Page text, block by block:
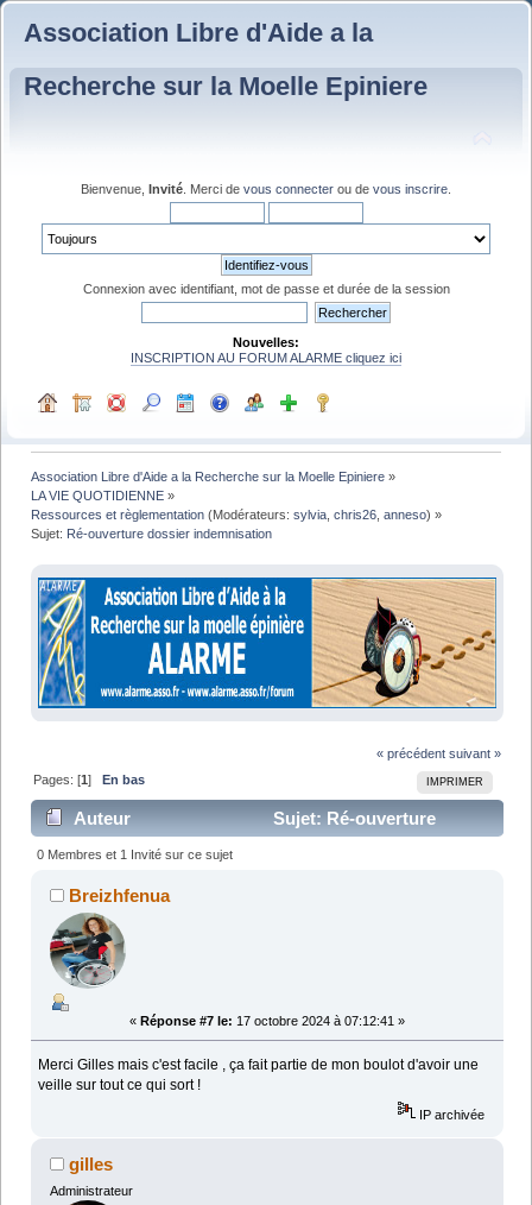
Association Libre d'Aide a la
Recherche sur la Moelle Epiniere
Bienvenue, Invité . Merci de vous connecter ou de vous inscrire
Connexion avec identifiant, mot de passe et durée de la session
Nouvelles:
INSCRIPTION AU FORUM ALARME cliquez ici
Association Libre d'Aide a la Recherche sur la Moelle Epiniere »
LA VIE QUOTIDIENNE »
Ressources et règlementation (Modérateurs:sylvia ,chris26 ,anneso) »
Sujet: Ré-ouverture dossier indemnisation
« précédent suivant »
IMPRIMER
Pages: [1] En bas
Auteur
Sujet: Ré-ouverture
dossier indemnisation (Lu 18608 fois)
0 Membres et 1 Invité sur ce sujet
Breizhfenua
« Réponse #7 le: 17 octobre 2024 à 07:12:41 »
Merci Gilles mais c'est facile , ça fait partie de mon boulot d'avoir une
veille sur tout ce qui sort !
IP archivée
gilles
Administrateur